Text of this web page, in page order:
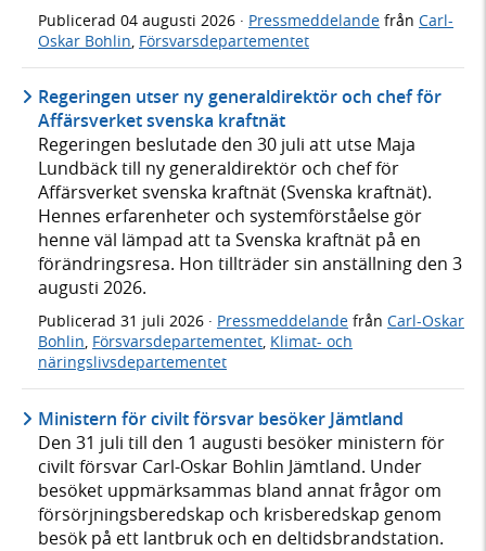
Publicerad 04 augusti 2026 · Pressmeddelande från Carl-
Oskar Bohlin Försvarsdepartementet
Regeringen utser ny generaldirektör och chef för
Affärsverket svenska kraftnät
Regeringen beslutade den 30 juli att utse Maja
Lundbäck till ny generaldirektör och chef för
Affärsverket svenska kraftnät (Svenska kraftnät).
Hennes erfarenheter och systemförståelse gör
henne väl lämpad att ta Svenska kraftnät på en
förändringsresa. Hon tillträder sin anställning den 3
augusti 2026.
Publicerad 31 juli 2026 · Pressmeddelande från Carl-Oskar
Bohlin, Försvarsdepartementet, Klimat- och
näringslivsdepartementet
Ministern för civilt försvar besöker Jämtland
Den 31 juli till den 1 augusti besöker ministern för
civilt försvar Carl-Oskar Bohlin Jämtland. Under
besöket uppmärksammas bland annat frågor om
försörjningsberedskap och krisberedskap genom
besök på ett lantbruk och en deltidsbrandstation.